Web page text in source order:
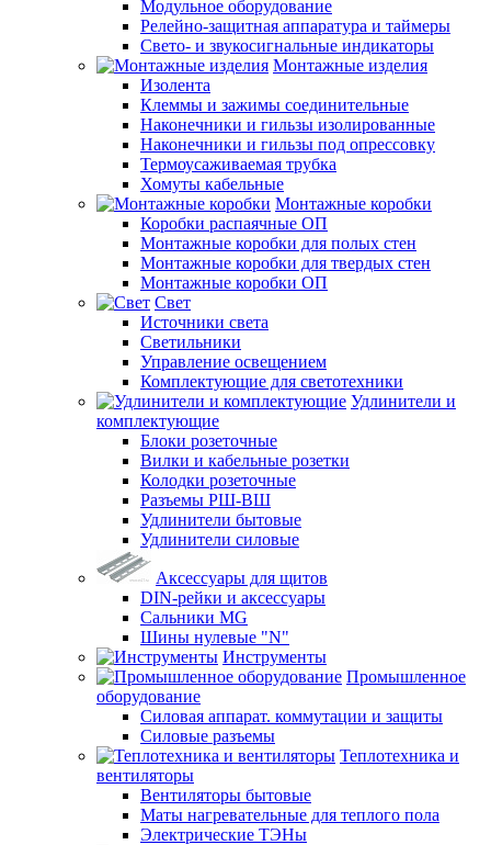
Модульное оборудование
Релейно-защитная аппаратура и таймеры
Свето- и звукосигнальные индикаторы
Монтажные изделия
Изолента
Клеммы и зажимы соединительные
Наконечники и гильзы изолированные
Наконечники и гильзы под опрессовку
Термоусаживаемая трубка
Хомуты кабельные
Монтажные коробки
Коробки распаячные ОП
Монтажные коробки для полых стен
Монтажные коробки для твердых стен
Монтажные коробки ОП
Свет
Источники света
Светильники
Управление освещением
Комплектующие для светотехники
Удлинители и
комплектующие
Блоки розеточные
Вилки и кабельные розетки
Колодки розеточные
Разъемы РШ-ВШ
Удлинители бытовые
Удлинители силовые
Аксессуары для щитов
DIN-рейки и аксессуары
Сальники MG
Шины нулевые "N"
Инструменты
Промышленное
оборудование
Силовая аппарат. коммутации и защиты
Силовые разъемы
Теплотехника и
вентиляторы
Вентиляторы бытовые
Маты нагревательные для теплого пола
Электрические ТЭНы